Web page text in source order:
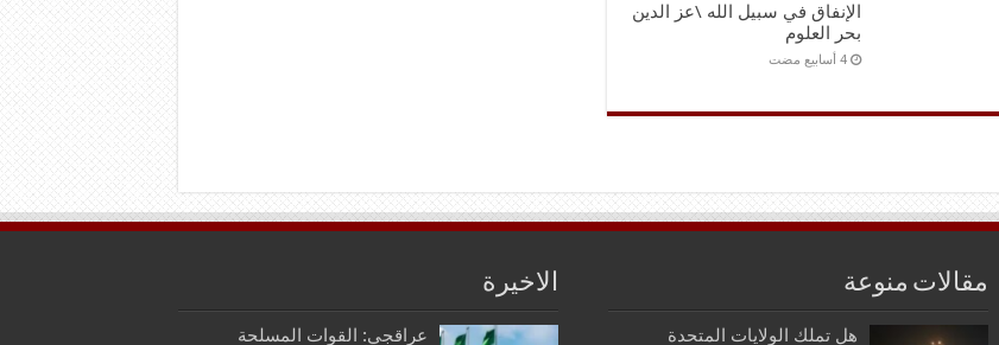
الإنفاق في سبيل الله \عز الدين
بحر العلوم
‏4 أسابيع مضت
مقالات منوعة
هل تملك الولايات المتحدة
الاخيرة
عراقجي: القوات المسلحة